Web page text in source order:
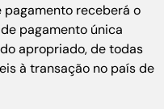
receberá o
pagamento única
apropriado, de todas
à transação no país de